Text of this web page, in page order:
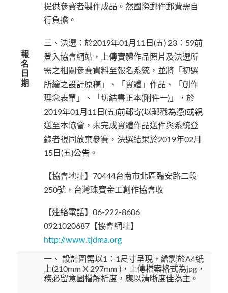
報
名
日
期
提供參賽者製作成品。然國際郵件郵費需自
行負擔。
三、決選：於2019年01月11日(五) 23：59前
登入協會網站，上傳實體作品照片及決選所
需之相關參賽資料至報名系統，並將「初選
所繪之設計原稿」、「實體」作品、「創作
理念表單」、「切結書正本(附件一)」，於
2019年01月11日(五)前郵寄(以郵戳為憑)或親
送至本協會，未完成實體作品送件與系統登
錄者視同放棄參賽，決選結果於2019年02月
15日(五)公告。
【協會地址】70444台南市北區臨安路二段
250號，台灣珠寶金工創作協會收
【連絡電話】06-222-8606
0921020687【協會網址】
http://www.tjdma.org
一、 設計圖需以1：1尺寸呈現，繪製於A4紙
上(210mm X 297mm )，上傳檔案格式為jpg，
務必留意圖檔解析度，應以清晰度佳為主。